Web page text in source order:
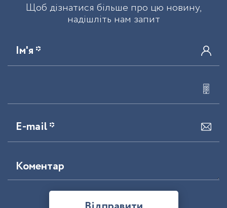
Щоб дізнатися більше про цю новину,
надішліть нам запит
Ім'я *
E-mail *
Коментар